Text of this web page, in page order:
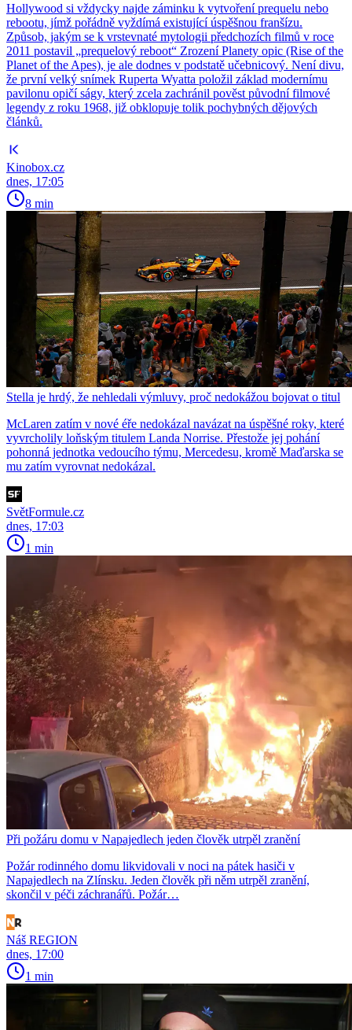
Hollywood si vždycky najde záminku k vytvoření prequelu nebo
rebootu, jímž pořádně vyždímá existující úspěšnou franšízu.
Způsob, jakým se k vrstevnaté mytologii předchozích filmů v roce
2011 postavil „prequelový reboot“ Zrození Planety opic (Rise of the
Planet of the Apes), je ale dodnes v podstatě učebnicový. Není divu,
že první velký snímek Ruperta Wyatta položil základ modernímu
pavilonu opičí ságy, který zcela zachránil pověst původní filmové
legendy z roku 1968, již obklopuje tolik pochybných dějových
článků.
Kinobox.cz
dnes, 17:05
8 min
Stella je hrdý, že nehledali výmluvy, proč nedokážou bojovat o titul
McLaren zatím v nové éře nedokázal navázat na úspěšné roky, které
vyvrcholily loňským titulem Landa Norrise. Přestože jej pohání
pohonná jednotka vedoucího týmu, Mercedesu, kromě Maďarska se
mu zatím vyrovnat nedokázal.
SvětFormule.cz
dnes, 17:03
1 min
Při požáru domu v Napajedlech jeden člověk utrpěl zranění
Požár rodinného domu likvidovali v noci na pátek hasiči v
Napajedlech na Zlínsku. Jeden člověk při něm utrpěl zranění,
skončil v péči záchranářů. Požár…
Náš REGION
dnes, 17:00
1 min